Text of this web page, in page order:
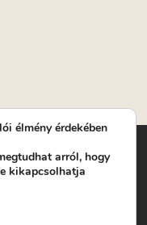
Kft. | Működési
Kálvária tér 6. |
tér 14. | Titkárság:
élmény érdekében
arról, hogy
kikapcsolhatja